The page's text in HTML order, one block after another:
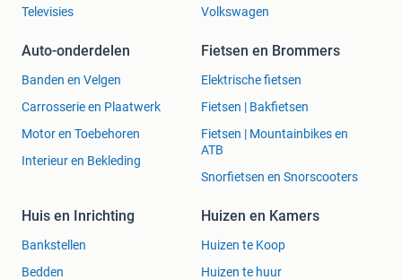
Televisies
Volkswagen
Auto-onderdelen
Banden en Velgen
Carrosserie en Plaatwerk
Motor en Toebehoren
Interieur en Bekleding
Fietsen en Brommers
Elektrische fietsen
Fietsen | Bakfietsen
Fietsen | Mountainbikes en
ATB
Snorfietsen en Snorscooters
Huis en Inrichting
Bankstellen
Bedden
Huizen en Kamers
Huizen te Koop
Huizen te huur